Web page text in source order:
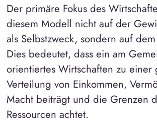
Der primäre Fokus des
diesem Modell nicht auf der
als Selbstzweck, sondern auf dem
Dies bedeutet, dass ein am
orientiertes Wirtschaften zu einer
Verteilung von Einkommen,
Macht beiträgt und die Grenzen
Ressourcen achtet.